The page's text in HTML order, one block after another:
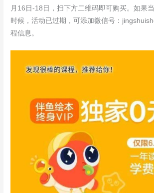
月16日-18日，扫下方二维码即可购买。如果
时候，活动已过期，可添加微信号：
程信息。